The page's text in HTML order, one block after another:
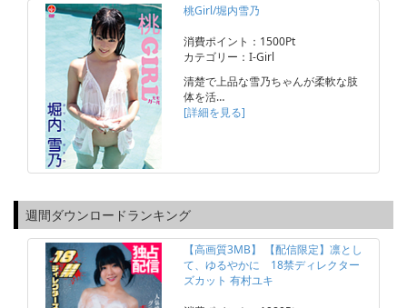
桃Girl/堀内雪乃
消費ポイント：1500Pt
カテゴリー：I-Girl
清楚で上品な雪乃ちゃんが柔軟な肢
体を活…
[詳細を見る]
週間ダウンロードランキング
【高画質3MB】 【配信限定】凛とし
て、ゆるやかに 18禁ディレクター
ズカット 有村ユキ